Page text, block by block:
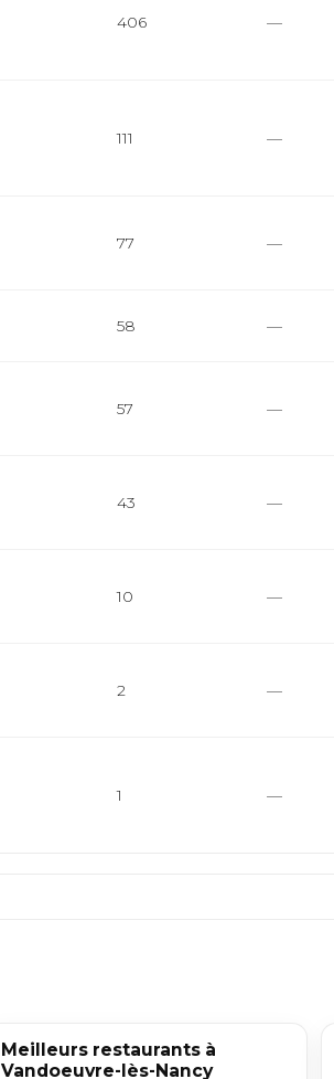
406 —
111 —
77 —
58 —
57 —
43 —
10 —
2 —
1 —
Meilleurs restaurants à
Vandoeuvre-lès-Nancy